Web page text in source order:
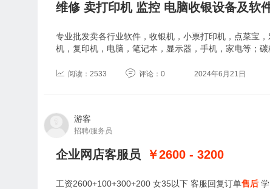
维修 卖打印机 监控 电脑收银设备及软
专业批发卖各行业软件，收银机，小票打印机，点菜宝
机，复印机，电脑，笔记本，显示器，手机，家电等；
阅读：2533 评论：0 2024年6月21日
游客
招聘/服务员
企业网店客服员 ￥2600 - 3200
工资2600+100+300+200 女35以下 客服回复订单售后